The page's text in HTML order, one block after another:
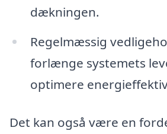
dækningen.
Regelmæssig
forlænge systemets
optimere
Det kan også være en